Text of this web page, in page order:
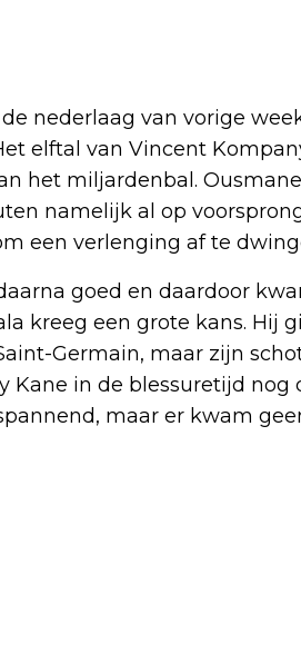
nederlaag van vorige
elftal van Vincent
het miljardenbal.
namelijk al op
een verlenging af te
goed en daardoor
kreeg een grote kans. Hij
Germain, maar zijn
in de blessuretijd nog
maar er kwam